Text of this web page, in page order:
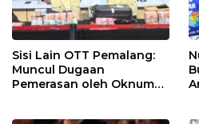
Sisi Lain OTT Pemalang:
Muncul Dugaan
Pemerasan oleh Oknum